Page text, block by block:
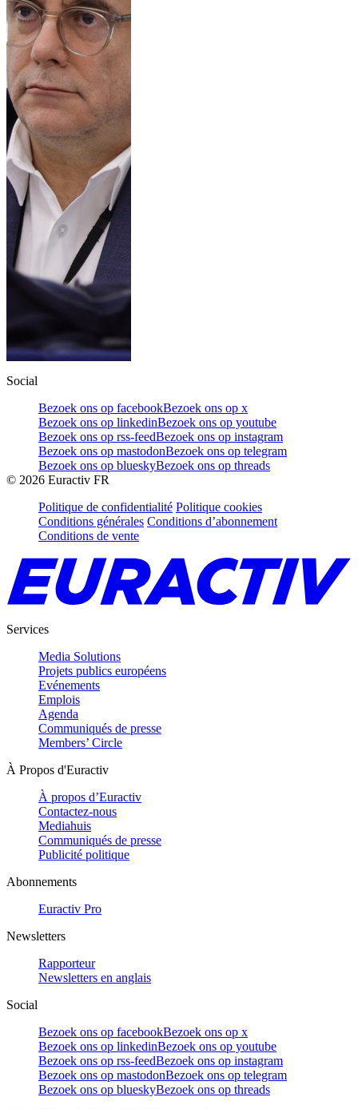
Social
Bezoek ons op facebookBezoek ons op x
Bezoek ons op linkedinBezoek ons op youtube
Bezoek ons op rss-feedBezoek ons op instagram
Bezoek ons op mastodonBezoek ons op telegram
Bezoek ons op blueskyBezoek ons op threads
© 2026 Euractiv FR
Politique de confidentialité Politique cookies
Conditions générales Conditions d’abonnement
Conditions de vente
Services
Media Solutions
Projets publics européens
Evénements
Emplois
Agenda
Communiqués de presse
Members’ Circle
À Propos d'Euractiv
À propos d’Euractiv
Contactez-nous
Mediahuis
Communiqués de presse
Publicité politique
Abonnements
Euractiv Pro
Newsletters
Rapporteur
Newsletters en anglais
Social
Bezoek ons op facebookBezoek ons op x
Bezoek ons op linkedinBezoek ons op youtube
Bezoek ons op rss-feedBezoek ons op instagram
Bezoek ons op mastodonBezoek ons op telegram
Bezoek ons op blueskyBezoek ons op threads